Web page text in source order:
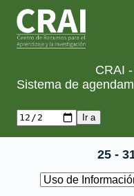
CRAI
Sistema de
25 -